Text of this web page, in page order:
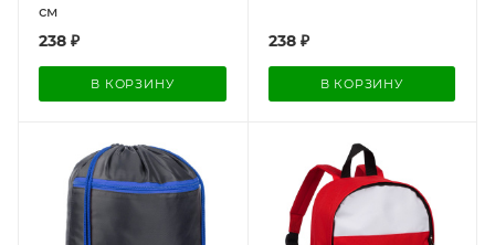
см
238 ₽
В КОРЗИНУ
238₽
В КОРЗИНУ